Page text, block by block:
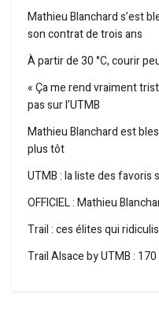
Mathieu Blanchard s’est
son contrat de trois ans
À partir de 30 °C, courir
« Ça me rend vraiment
pas sur l’UTMB
Mathieu Blanchard est
plus tôt
UTMB : la liste des favoris
OFFICIEL : Mathieu
Trail : ces élites qui
Trail Alsace by UTMB :